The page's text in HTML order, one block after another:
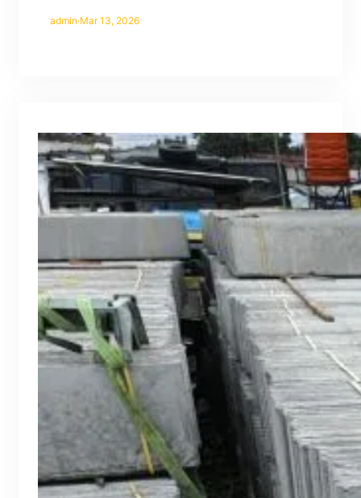
admin·Mar 13, 2026